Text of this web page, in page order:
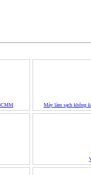
Máy làm sạch không